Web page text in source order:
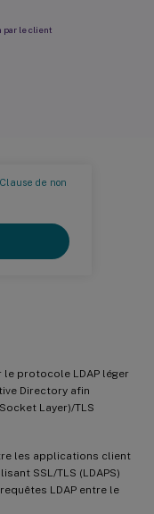
de non
le protocole LDAP léger
Directory afin
Layer)/TLS
les applications client
SSL/TLS (LDAPS)
LDAP entre le
par le client